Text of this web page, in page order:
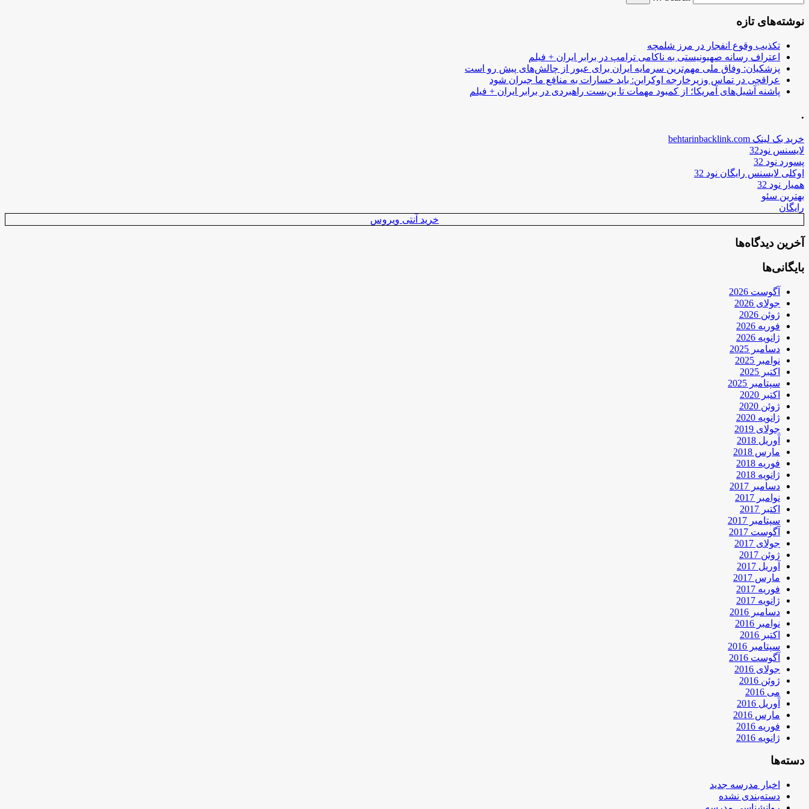
نوشته‌های تازه
تکذیب وقوع انفجار در مرز شلمچه
اعتراف رسانه صهیونیستی به ناکامی ترامپ در برابر ایران + فیلم
پزشکیان: وفاق ملی مهم‌ترین سرمایه ایران برای عبور از چالش‌های پیش رو است
عراقچی در تماس وزیرخارجه اوکراین: باید خسارات به منافع ما جبران شود
پاشنه آشیل‌های آمریکا؛ از کمبود مهمات تا بن‌بست راهبردی در برابر ایران + فیلم
.
خرید بک لینک behtarinbacklink.com
لایسنس نود32
پسورد نود 32
اوکلی لایسنس رایگان نود 32
همیار نود 32
بهترین سئو
رایگان
خرید آنتی ویروس
آخرین دیدگاه‌ها
بایگانی‌ها
آگوست 2026
جولای 2026
ژوئن 2026
فوریه 2026
ژانویه 2026
دسامبر 2025
نوامبر 2025
اکتبر 2025
سپتامبر 2025
اکتبر 2020
ژوئن 2020
ژانویه 2020
جولای 2019
آوریل 2018
مارس 2018
فوریه 2018
ژانویه 2018
دسامبر 2017
نوامبر 2017
اکتبر 2017
سپتامبر 2017
آگوست 2017
جولای 2017
ژوئن 2017
آوریل 2017
مارس 2017
فوریه 2017
ژانویه 2017
دسامبر 2016
نوامبر 2016
اکتبر 2016
سپتامبر 2016
آگوست 2016
جولای 2016
ژوئن 2016
می 2016
آوریل 2016
مارس 2016
فوریه 2016
ژانویه 2016
دسته‌ها
اخبار مدرسه جدید
دسته‌بندی نشده